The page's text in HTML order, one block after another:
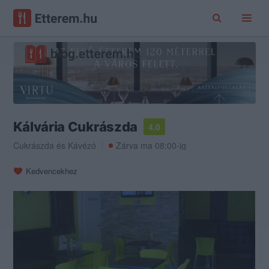
Kálvária Cukrászda
4.0
Cukrászda és Kávézó Zárva ma 08:00-ig
Kedvencekhez